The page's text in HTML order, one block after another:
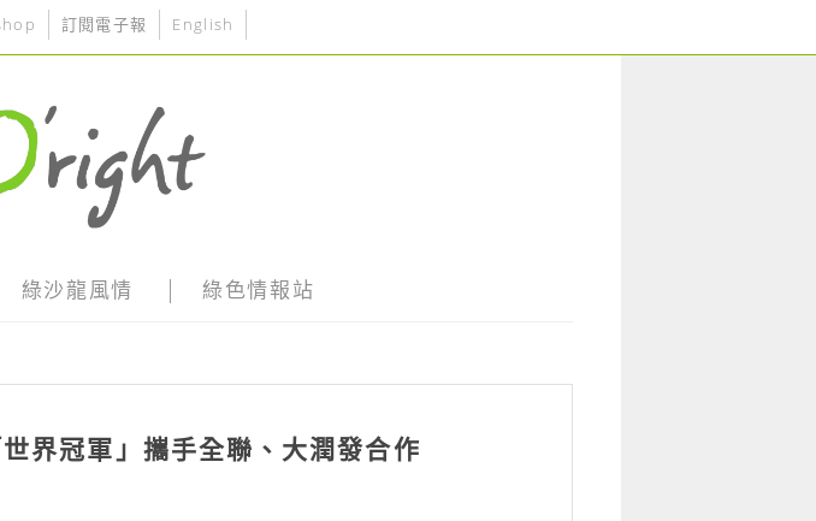
訂閱電子報 English
綠沙龍風情 綠色情報站
界冠軍」攜手全聯、大潤發合作